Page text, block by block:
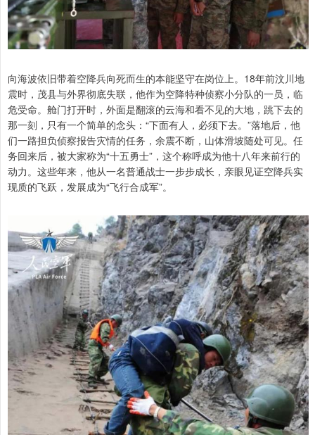
向海波依旧带着空降兵向死而生的本能坚守在岗位上。18年前汶川地
震时，茂县与外界彻底失联，他作为空降特种侦察小分队的一员，临
危受命。舱门打开时，外面是翻滚的云海和看不见的大地，跳下去的
那一刻，只有一个简单的念头：“下面有人，必须下去。”落地后，他
们一路担负侦察报告灾情的任务，余震不断，山体滑坡随处可见。任
务回来后，被大家称为“十五勇士”，这个称呼成为他十八年来前行的
动力。这些年来，他从一名普通战士一步步成长，亲眼见证空降兵实
现质的飞跃，发展成为“飞行合成军”。